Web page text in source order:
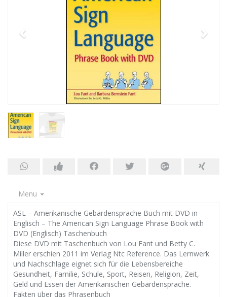
Menu
ASL – Amerikanische Gebärdensprache Buch mit DVD in
Englisch – The American Sign Language Phrase Book with
DVD (Englisch) Taschenbuch
Diese DVD mit Taschenbuch von Lou Fant und Betty C.
Miller erschien 2011 im Verlag Ntc Reference. Das Lernwerk
und Nachschlage eignet sich für die Lebensbereiche
Gesundheit, Familie, Schule, Sport, Reisen, Religion, Zeit,
Geld und Essen der Amerikanischen Gebärdensprache.
Fakten über das Phrasenbuch